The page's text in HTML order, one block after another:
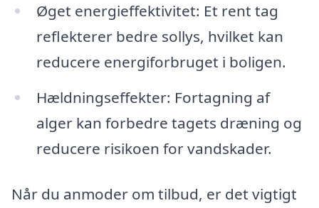
Øget energieffektivitet: Et rent tag
reflekterer bedre sollys, hvilket kan
reducere energiforbruget i boligen.
Hældningseffekter: Fortagning af
alger kan forbedre tagets dræning og
reducere risikoen for vandskader.
Når du anmoder om tilbud, er det vigtigt